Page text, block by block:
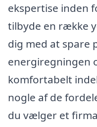
ekspertise inden
tilbyde en række
dig med at spare
energiregningen
komfortabelt
nogle af de
du vælger et